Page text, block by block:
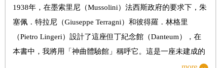
11 真駒內滝野靈園頭大佛殿／日本札幌 Makomanai Takino
Cemetery Hill of the Buddha
12 廣島和平紀念公園原爆紀念館／日本廣島 Hiroshima
Peace Center and Memorial Park
1938年，在墨索里尼（Mussolini）法西斯政府的要求下，朱
塞佩．特拉尼（Giuseppe Terragni）和彼得羅．林格里
（Pietro Lingeri）設計了這座但丁紀念館（Danteum），在
本書中，我將用「神曲體驗館」稱呼它。這是一座未建成的
紀念館，也是一座未建成的圖書館，原定建造在羅馬因佩羅